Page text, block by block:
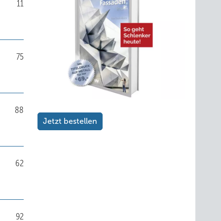
11
75
88
62
92
Jetzt bestellen